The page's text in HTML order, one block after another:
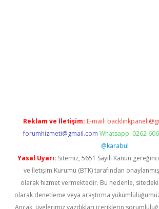
Reklam ve İletişim: E-mail:
forumhizmeti@gmail.com Whatsapp: 0262
@karabul
Yasal Uyarı: Sitemiz, 5651 Sayılı Kanun
ve İletişim Kurumu (BTK) tarafından onaylanmış
olarak hizmet vermektedir. Bu nedenle,
olarak denetleme veya araştırma
Ancak, üyelerimiz yazdıkları içeriklerin